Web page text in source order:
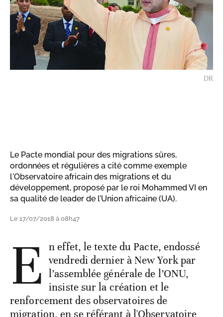
DR
Le Pacte mondial pour des migrations sûres,
ordonnées et régulières a cité comme exemple
l'Observatoire africain des migrations et du
développement, proposé par le roi Mohammed VI en
sa qualité de leader de l’Union africaine (UA).
Le 17/07/2018 à 08h47
E n effet, le texte du Pacte, endossé
vendredi dernier à New York par
l’assemblée générale de l’ONU,
insiste sur la création et le
renforcement des observatoires de
migration, en se référant à l'Observatoire